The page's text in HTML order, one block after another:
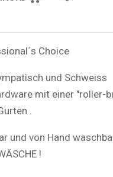
Choice
und Schweiss
mit einer "roller-
.
und von Hand waschbar
!